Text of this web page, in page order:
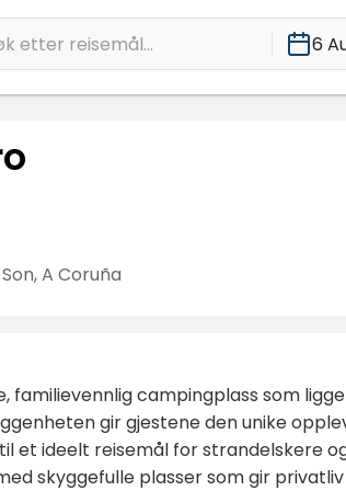
etter reisemål... 6
A Coruña
familievennlig campingplass som
gir gjestene den unike
et ideelt reisemål for strandelskere
skyggefulle plasser som gir